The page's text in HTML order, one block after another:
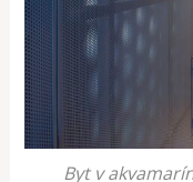
Byt v